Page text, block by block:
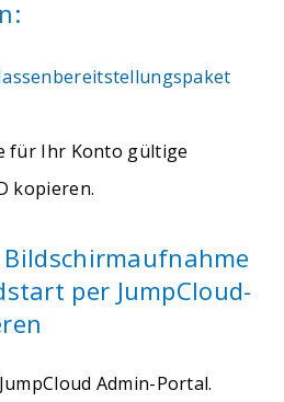
für Ihr Konto gültige
kopieren.
per JumpCloud-
Admin-Portal.